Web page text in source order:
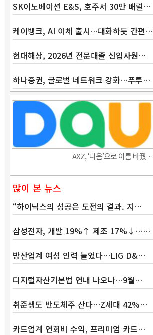
SK이노베이션 E&S, 호주서 30만 배럴…
케이뱅크, AI 이체 출시…대화하듯 간편…
현대해상, 2026년 전문대졸 신입사원…
하나증권, 글로벌 네트워크 강화…푸투…
AXZ, ‘다음’으로 이름 바꿨…
많이 본 뉴스
“하이닉스의 성공은 도전의 결과. 지…
삼성전자, 개발 19%↑ 제조 17%↓……
방산업계 여성 인력 늘었다…LIG D&…
디지털자산기본법 연내 나오나…9월…
취준생도 반도체주 산다…Z세대 42%…
카드업계 연회비 수익, 프리미엄 카드…